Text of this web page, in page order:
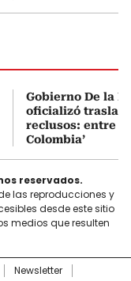
Gobierno De la
oficializó
reclusos: entre
Colombia’
reservados.
las reproducciones y
desde este sitio
medios que resulten
Newsletter